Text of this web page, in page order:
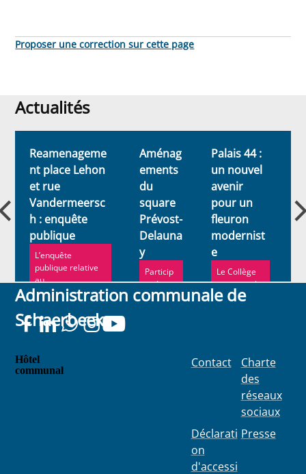
Proposer une correction sur cette page
Actualités
Actualités
Reamenageme
nt place Lehon
et rue
Vandermeersc
h : enquête
publique
L’enquête
publique relative
au
réaménagement
de la place Lehon
et de l...
Aménag
ements
du
square
Prévost-
Delauna
y
Particip
ez à
l’enquêt
Palais 44 :
un nouvel
avenir
pour un
fleuron
modernist
e
Le Collège
communal a
récemment
Administration communale de
Schaerbeek
Hôtel
communal
Contact
Déclarati
on
d'accessi
Charte
des
réseaux
sociaux
Presse